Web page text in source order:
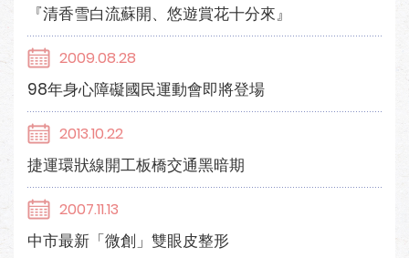
『清香雪白流蘇開、悠遊賞花十分來』
2009.08.28
98年身心障礙國民運動會即將登場
2013.10.22
捷運環狀線開工板橋交通黑暗期
2007.11.13
中市最新「微創」雙眼皮整形